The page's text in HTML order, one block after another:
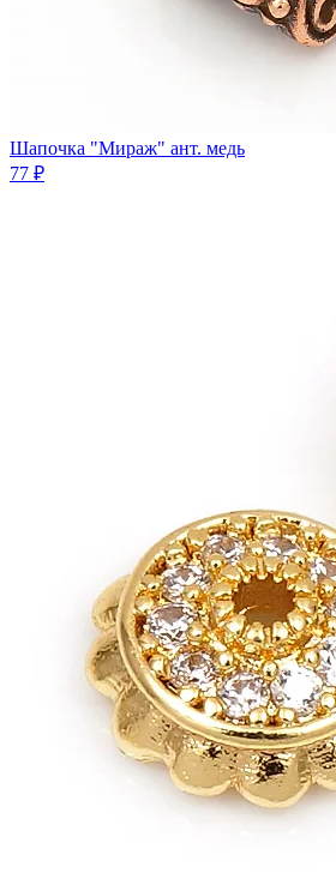
Шапочка "Мираж" ант. медь
77 ₽